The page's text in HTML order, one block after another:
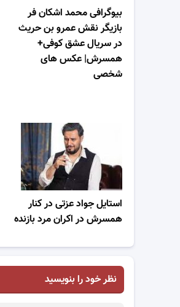
بیوگرافی محمد اشکان فر
بازیگر نقش عمرو بن حریث
در سریال عشق کوفی+
همسرش| عکس های
شخصی
استایل جواد عزتی در کنار
همسرش در اکران مرد بازنده
نظر خود را بنویسید